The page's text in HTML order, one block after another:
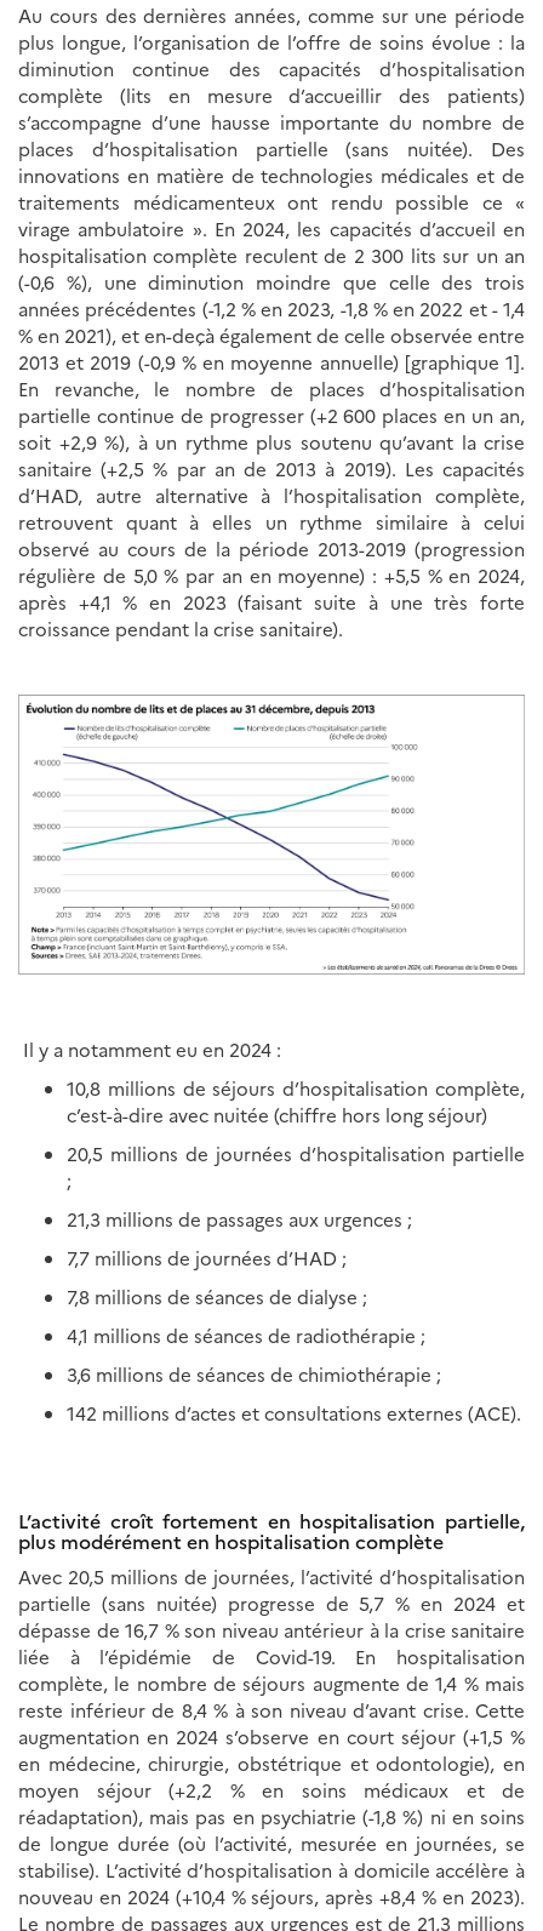
Au cours des dernières années, comme sur une période
plus longue, l’organisation de l’offre de soins évolue : la
diminution continue des capacités d’hospitalisation
complète (lits en mesure d’accueillir des patients)
s’accompagne d’une hausse importante du nombre de
places d’hospitalisation partielle (sans nuitée). Des
innovations en matière de technologies médicales et de
traitements médicamenteux ont rendu possible ce «
virage ambulatoire ». En 2024, les capacités d’accueil en
hospitalisation complète reculent de 2 300 lits sur un an
(-0,6 %), une diminution moindre que celle des trois
années précédentes (-1,2 % en 2023, -1,8 % en 2022 et - 1,4
% en 2021), et en-deçà également de celle observée entre
2013 et 2019 (-0,9 % en moyenne annuelle) [graphique 1].
En revanche, le nombre de places d’hospitalisation
partielle continue de progresser (+2 600 places en un an,
soit +2,9 %), à un rythme plus soutenu qu’avant la crise
sanitaire (+2,5 % par an de 2013 à 2019). Les capacités
d’HAD, autre alternative à l’hospitalisation complète,
retrouvent quant à elles un rythme similaire à celui
observé au cours de la période 2013-2019 (progression
régulière de 5,0 % par an en moyenne) : +5,5 % en 2024,
après +4,1 % en 2023 (faisant suite à une très forte
croissance pendant la crise sanitaire).
Il y a notamment eu en 2024 :
10,8 millions de séjours d’hospitalisation complète,
c’est-à-dire avec nuitée (chiffre hors long séjour)
20,5 millions de journées d’hospitalisation partielle
;
21,3 millions de passages aux urgences ;
7,7 millions de journées d’HAD ;
7,8 millions de séances de dialyse ;
4,1 millions de séances de radiothérapie ;
3,6 millions de séances de chimiothérapie ;
142 millions d’actes et consultations externes (ACE).
L’activité croît fortement en hospitalisation partielle,
plus modérément en hospitalisation complète
Avec 20,5 millions de journées, l’activité d’hospitalisation
partielle (sans nuitée) progresse de 5,7 % en 2024 et
dépasse de 16,7 % son niveau antérieur à la crise sanitaire
liée à l’épidémie de Covid-19. En hospitalisation
complète, le nombre de séjours augmente de 1,4 % mais
reste inférieur de 8,4 % à son niveau d’avant crise. Cette
augmentation en 2024 s’observe en court séjour (+1,5 %
en médecine, chirurgie, obstétrique et odontologie), en
moyen séjour (+2,2 % en soins médicaux et de
réadaptation), mais pas en psychiatrie (-1,8 %) ni en soins
de longue durée (où l’activité, mesurée en journées, se
stabilise). L’activité d’hospitalisation à domicile accélère à
nouveau en 2024 (+10,4 % séjours, après +8,4 % en 2023).
Le nombre de passages aux urgences est de 21,3 millions